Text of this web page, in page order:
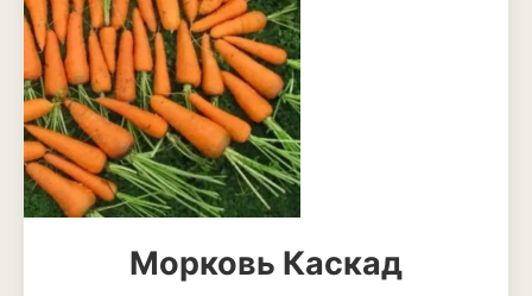
Морковь Каскад